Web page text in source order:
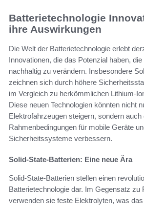
Batterietechnologie
ihre Auswirkungen
Die Welt der Batterietechnologie erlebt
Innovationen, die das Potenzial haben,
nachhaltig zu verändern. Insbesondere
zeichnen sich durch höhere
im Vergleich zu herkömmlichen Lithium-
Diese neuen Technologien könnten nicht
Elektrofahrzeugen steigern, sondern auch
Rahmenbedingungen für mobile Geräte
Sicherheitssysteme verbessern.
Solid-State-Batterien: Eine neue Ära
Solid-State-Batterien stellen einen
Batterietechnologie dar. Im Gegensatz zu
verwenden sie feste Elektrolyten, was